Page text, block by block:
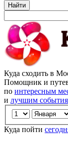
Найти
Куда сходить в
Помощник и
по интересным
и лучшим
Куда пойти